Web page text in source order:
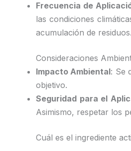
Frecuencia de
las condiciones
acumulación de residuos.
Consideraciones
Impacto Ambiental: Se
objetivo.
Seguridad para el
Asimismo, respetar los
Cuál es el ingrediente